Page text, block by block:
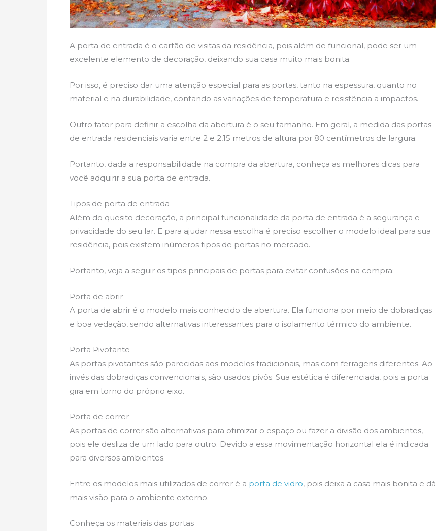
A porta de entrada é o cartão de visitas da residência, pois além de funcional, pode ser um
excelente elemento de decoração, deixando sua casa muito mais bonita.
Por isso, é preciso dar uma atenção especial para as portas, tanto na espessura, quanto no
material e na durabilidade, contando as variações de temperatura e resistência a impactos.
Outro fator para definir a escolha da abertura é o seu tamanho. Em geral, a medida das portas
de entrada residenciais varia entre 2 e 2,15 metros de altura por 80 centímetros de largura.
Portanto, dada a responsabilidade na compra da abertura, conheça as melhores dicas para
você adquirir a sua porta de entrada.
Tipos de porta de entrada
Além do quesito decoração, a principal funcionalidade da porta de entrada é a segurança e
privacidade do seu lar. E para ajudar nessa escolha é preciso escolher o modelo ideal para sua
residência, pois existem inúmeros tipos de portas no mercado.
Portanto, veja a seguir os tipos principais de portas para evitar confusões na compra:
Porta de abrir
A porta de abrir é o modelo mais conhecido de abertura. Ela funciona por meio de dobradiças
e boa vedação, sendo alternativas interessantes para o isolamento térmico do ambiente.
Porta Pivotante
As portas pivotantes são parecidas aos modelos tradicionais, mas com ferragens diferentes. Ao
invés das dobradiças convencionais, são usados pivôs. Sua estética é diferenciada, pois a porta
gira em torno do próprio eixo.
Porta de correr
As portas de correr são alternativas para otimizar o espaço ou fazer a divisão dos ambientes,
pois ele desliza de um lado para outro. Devido a essa movimentação horizontal ela é indicada
para diversos ambientes.
Entre os modelos mais utilizados de correr é a porta de vidro, pois deixa a casa mais bonita e dá
mais visão para o ambiente externo.
Conheça os materiais das portas